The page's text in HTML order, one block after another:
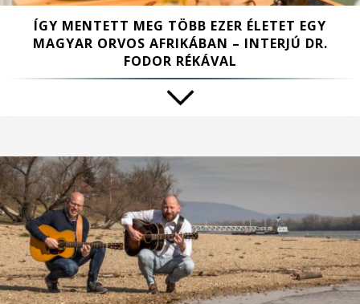
ÍGY MENTETT MEG TÖBB EZER ÉLETET EGY
MAGYAR ORVOS AFRIKÁBAN – INTERJÚ DR.
FODOR RÉKÁVAL